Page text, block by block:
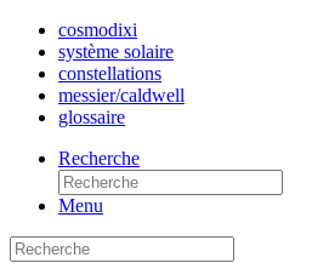
cosmodixi
système solaire
constellations
messier/caldwell
glossaire
Recherche
Menu